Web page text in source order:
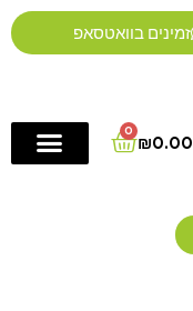
זמינים בוואטסאפ
₪0.00
0
Cart